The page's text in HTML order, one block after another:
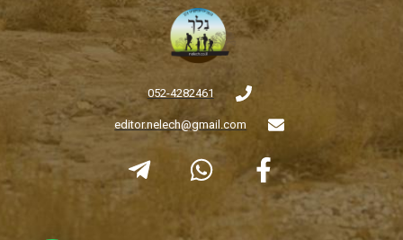
052-4282461
editor.nelech@gmail.com